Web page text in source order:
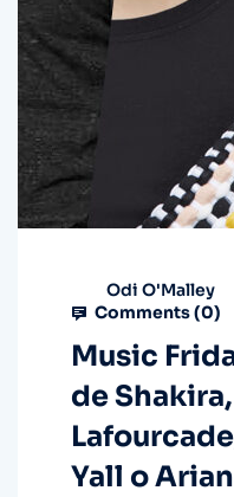
Odi O'Malley
Comments (0)
Music
de
Yall o